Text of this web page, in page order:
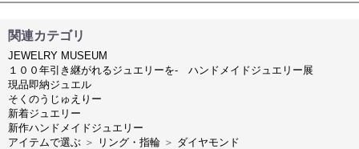
関連カテゴリ
JEWELRY MUSEUM
１００年引き継がれるジュエリーを- ハンドメイドジュエリー展
現品即納ジュエル
そくのうじゅえりー
新着ジュエリー
新作ハンドメイドジュエリー
アイテムで選ぶ ＞ リング・指輪 ＞ ダイヤモンド